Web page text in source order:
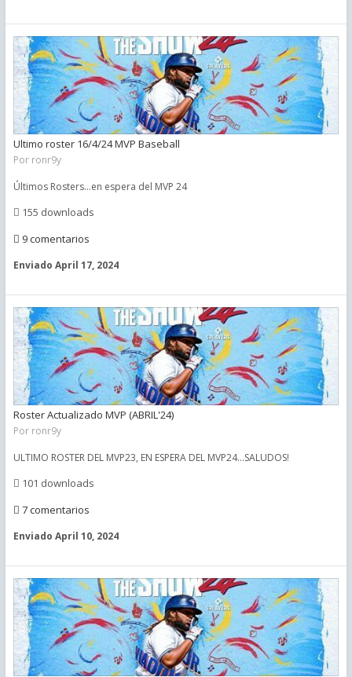
Ultimo roster 16/4/24 MVP Baseball
Por ronr9y
Últimos Rosters...en espera del MVP 24
155 downloads
9 comentarios
Enviado April 17, 2024
Roster Actualizado MVP (ABRIL'24)
Por ronr9y
ULTIMO ROSTER DEL MVP23, EN ESPERA DEL MVP24...SALUDOS!
101 downloads
7 comentarios
Enviado April 10, 2024